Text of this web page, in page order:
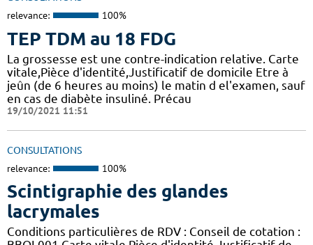
relevance: 100%
TEP TDM au 18 FDG
La grossesse est une contre-indication relative. Carte
vitale,Pièce d'identité,Justificatif de domicile Etre à
jeûn (de 6 heures au moins) le matin d el'examen, sauf
en cas de diabète insuliné. Précau
19/10/2021 11:51
CONSULTATIONS
relevance: 100%
Scintigraphie des glandes
lacrymales
Conditions particulières de RDV : Conseil de cotation :